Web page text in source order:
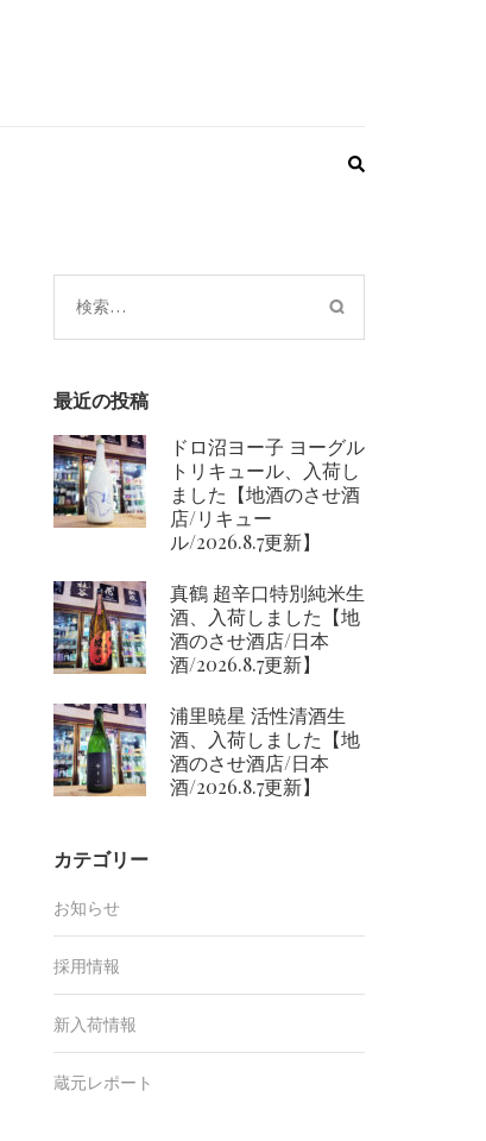
検
索:
最近の投稿
ドロ沼ヨー子 ヨーグル
トリキュール、入荷し
ました【地酒のさせ酒
店/リキュー
ル/2026.8.7更新】
真鶴 超辛口特別純米生
酒、入荷しました【地
酒のさせ酒店/日本
酒/2026.8.7更新】
浦里暁星 活性清酒生
酒、入荷しました【地
酒のさせ酒店/日本
酒/2026.8.7更新】
カテゴリー
お知らせ
採用情報
新入荷情報
蔵元レポート